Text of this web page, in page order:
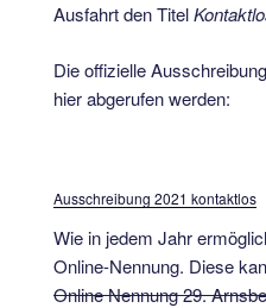
Ausfahrt den Titel
Die offizielle
hier abgerufen werden:
Ausschreibung 2021 kontaktlos
Wie in jedem Jahr
Online-Nennung. Diese
Online Nennung 29.